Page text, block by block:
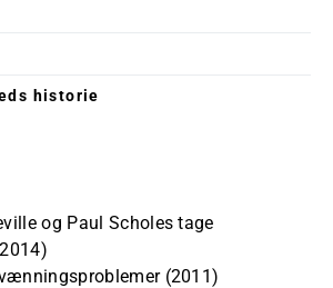
historie
og Paul Scholes tage
(2011)